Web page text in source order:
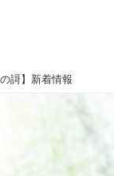
謌】新着情報